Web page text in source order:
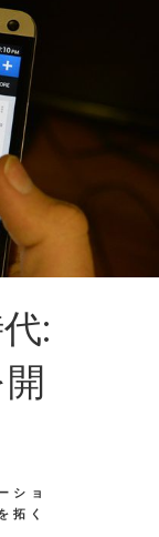
:
ショ
拓く